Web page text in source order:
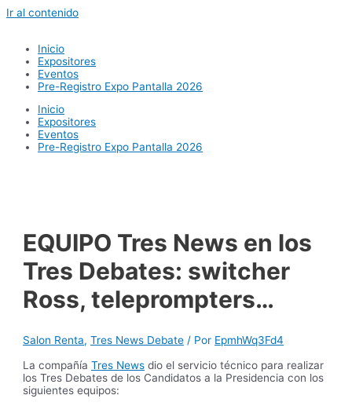
Ir al contenido
Inicio
Expositores
Eventos
Pre-Registro Expo Pantalla 2026
Inicio
Expositores
Eventos
Pre-Registro Expo Pantalla 2026
EQUIPO Tres News en los
Tres Debates: switcher
Ross, teleprompters…
Salon Renta,Tres News Debate / Por EpmhWq3Fd4
La compañíaTres News dio el servicio técnico para realizar
los Tres Debates de los Candidatos a la Presidencia con los
siguientes equipos: